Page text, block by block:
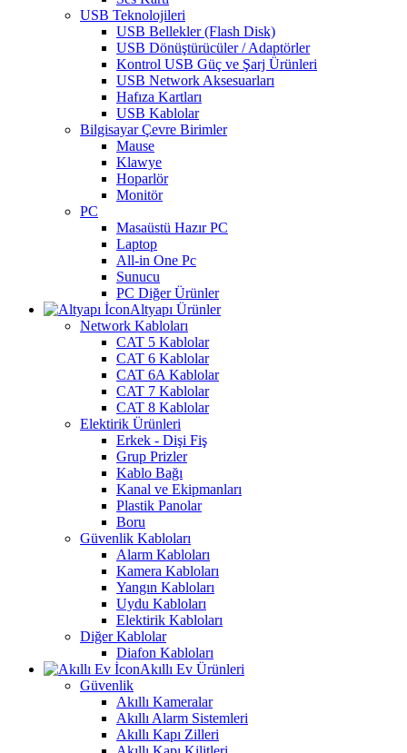
USB Teknolojileri
USB Bellekler (Flash Disk)
USB Dönüştürücüler / Adaptörler
Kontrol USB Güç ve Şarj Ürünleri
USB Network Aksesuarları
Hafıza Kartları
USB Kablolar
Bilgisayar Çevre Birimler
Mause
Klawye
Hoparlör
Monitör
PC
Masaüstü Hazır PC
Laptop
All-in One Pc
Sunucu
PC Diğer Ürünler
Altyapı Ürünler
Network Kabloları
CAT 5 Kablolar
CAT 6 Kablolar
CAT 6A Kablolar
CAT 7 Kablolar
CAT 8 Kablolar
Elektirik Ürünleri
Erkek - Dişi Fiş
Grup Prizler
Kablo Bağı
Kanal ve Ekipmanları
Plastik Panolar
Boru
Güvenlik Kabloları
Alarm Kabloları
Kamera Kabloları
Yangın Kabloları
Uydu Kabloları
Elektirik Kabloları
Diğer Kablolar
Diafon Kabloları
Akıllı Ev Ürünleri
Güvenlik
Akıllı Kameralar
Akıllı Alarm Sistemleri
Akıllı Kapı Zilleri